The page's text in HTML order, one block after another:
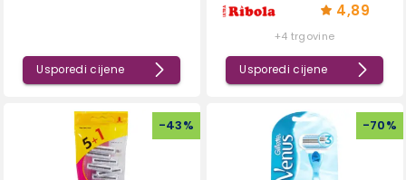
Usporedi cijene
4,89
+4 trgovine
Usporedi cijene
-43% -70%